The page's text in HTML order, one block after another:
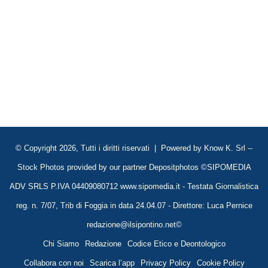
© Copyright 2026, Tutti i diritti riservati | Powered by Know K. Srl --
Stock Photos provided by our partner Depositphotos ©SIPOMEDIA
ADV SRLS P.IVA 04409080712 www.sipomedia.it - Testata Giornalistica
reg. n. 7/07, Trib di Foggia in data 24.04.07 - Direttore: Luca Pernice
redazione@ilsipontino.net©
Chi Siamo Redazione Codice Etico e Deontologico
Collabora con noi Scarica l’app Privacy Policy Cookie Policy